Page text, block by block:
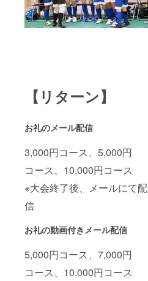
【リターン】
お礼のメール配信
3,000円コース、5,000円
コース、10,000円コース
※大会終了後、メールにて配
信
お礼の動画付きメール配信
5,000円コース、7,000円
コース、10,000円コース